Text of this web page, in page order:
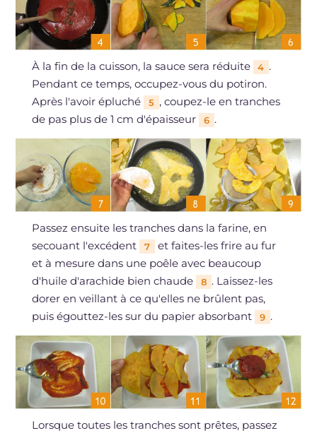
À la fin de la cuisson, la sauce sera réduite 4 .
Pendant ce temps, occupez-vous du potiron.
Après l'avoir épluché
5 , coupez-le en tranches
de pas plus de 1 cm d'épaisseur
6 .
Passez ensuite les tranches dans la farine, en
secouant l'excédent
7
et faites-les frire au fur
et à mesure dans une poêle avec beaucoup
d'huile d'arachide bien chaude
8 . Laissez-les
dorer en veillant à ce qu'elles ne brûlent pas,
puis égouttez-les sur du papier absorbant
9 .
Lorsque toutes les tranches sont prêtes, passez